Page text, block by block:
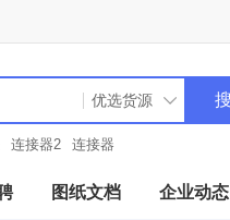
连接器2 连接器
图纸文档 企业动态